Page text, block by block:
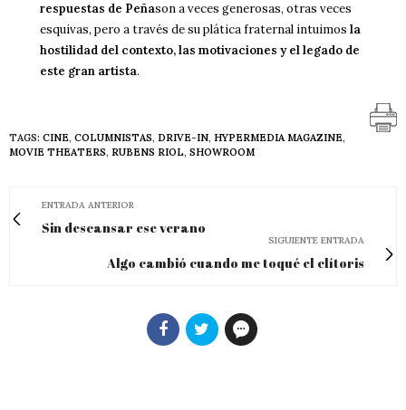
respuestas de Peñason a veces generosas, otras veces
esquivas, pero a través de su plática fraternal intuimosla
hostilidad del contexto, las motivaciones y el legado de
este gran artista.
TAGS: CINE, COLUMNISTAS, DRIVE-IN, HYPERMEDIA MAGAZINE,
MOVIE THEATERS, RUBENS RIOL, SHOWROOM
ENTRADA ANTERIOR
Sin descansar ese verano
SIGUIENTE ENTRADA
Algo cambió cuando me toqué el clítoris